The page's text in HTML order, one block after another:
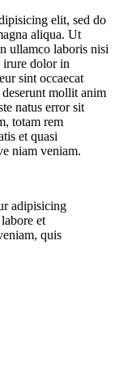
elit, sed do
aliqua. Ut
ullamco laboris nisi
irure dolor in
sint occaecat
mollit anim
natus error sit
totam rem
et quasi
niam veniam.
adipisicing
et
quis